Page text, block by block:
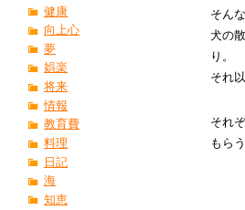
そん
犬の
り。
それ
それ
もら
健康
向上心
夢
娯楽
将来
情報
教育費
料理
日記
海
知恵